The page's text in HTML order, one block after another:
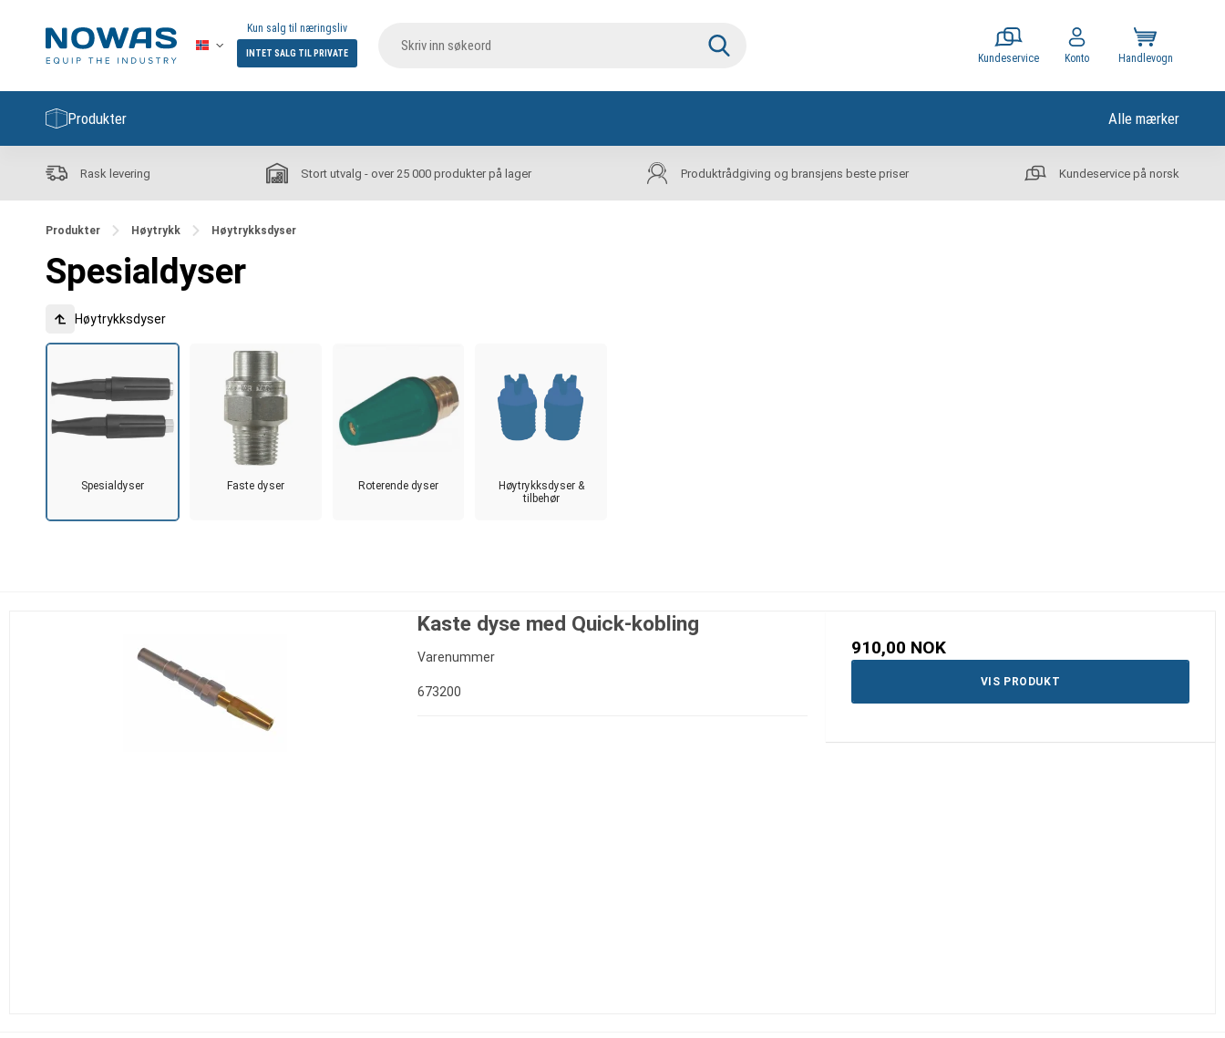
Kun salg til næringsliv
INTET SALG TIL PRIVATE Kundeservice Konto Handlevogn
Produkter Alle mærker
Rask levering Stort utvalg - over 25 000 produkter på lager Produktrådgiving og bransjens beste priser Kundeservice på norsk
Produkter Høytrykk Høytrykksdyser
Spesialdyser
Høytrykksdyser
Spesialdyser Faste dyser Roterende dyser
Høytrykksdyser &
tilbehør
Kaste dyse med Quick-kobling
Varenummer
673200
910,00 NOK
VIS PRODUKT